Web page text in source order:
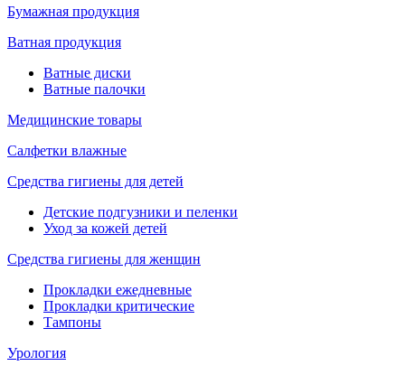
Бумажная продукция
Ватная продукция
Ватные диски
Ватные палочки
Медицинские товары
Салфетки влажные
Средства гигиены для детей
Детские подгузники и пеленки
Уход за кожей детей
Средства гигиены для женщин
Прокладки ежедневные
Прокладки критические
Тампоны
Урология